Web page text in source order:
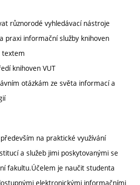
různorodé vyhledávací nástroje
praxi informační služby knihoven
textem
knihoven VUT
otázkám ze světa informací a
na praktické využívání
a služeb jimi poskytovanými se
fakultu.Účelem je naučit studenta
elektronickými informačními